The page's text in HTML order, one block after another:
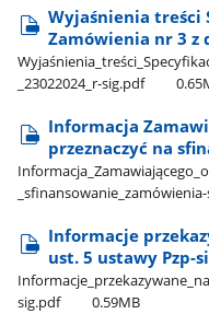
Wyjaśnienia treści
Zamówienia nr 3 z
_23022024​_r-sig.pdf
Informacja
przeznaczyć na
Informacje
ust. 5 ustawy Pzp-
sig.pdf
0.59MB